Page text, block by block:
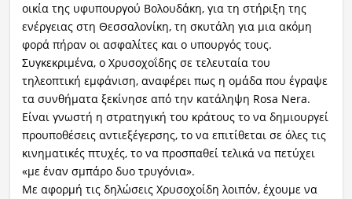
οικία της υφυπουργού Βολουδάκη, για τη στήριξη της
ενέργειας στη Θεσσαλονίκη, τη σκυτάλη για μια ακόμη
φορά πήραν οι ασφαλίτες και ο υπουργός τους.
Συγκεκριμένα, ο Χρυσοχοΐδης σε τελευταία του
τηλεοπτική εμφάνιση, αναφέρει πως η ομάδα που έγραψε
τα συνθήματα ξεκίνησε από την κατάληψη Rosa Nera.
Είναι γνωστή η στρατηγική του κράτους το να δημιουργεί
προυποθέσεις αντιεξέγερσης, το να επιτίθεται σε όλες τις
κινηματικές πτυχές, το να προσπαθεί τελικά να πετύχει
«με έναν σμπάρο δυο τρυγόνια».
Με αφορμή τις δηλώσεις Χρυσοχοίδη λοιπόν, έχουμε να